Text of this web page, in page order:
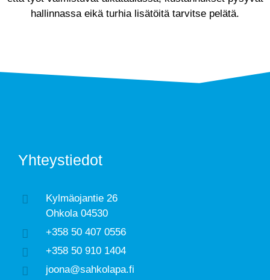
hallinnassa eikä turhia lisätöitä tarvitse pelätä.
Yhteystiedot
Kylmäojantie 26
Ohkola 04530
+358 50 407 0556
+358 50 910 1404
joona@sahkolapa.fi